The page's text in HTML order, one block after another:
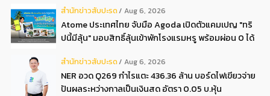
สํานักข่าวสับปะรด Aug 6, 2026
Atome ประเทศไทย จับมือ Agoda เปิดตัวแคมเปญ "ทริ
ปนี้มีลุ้น" มอบสิทธิ์ลุ้นเข้าพักโรงแรมหรู พร้อมผ่อน 0 ได้
สํานักข่าวสับปะรด Aug 6, 2026
NER อวด Q269 กำไรแตะ 436.36 ล้าน บอร์ดไฟเขียวจ่าย
ปันผลระหว่างกาลเป็นเงินสด อัตรา 0.05 บ.หุ้น